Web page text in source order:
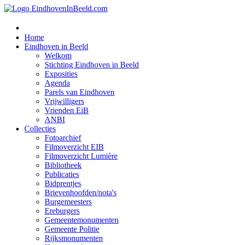
Home
Eindhoven in Beeld
Welkom
Stichting Eindhoven in Beeld
Exposities
Agenda
Parels van Eindhoven
Vrijwilligers
Vrienden EiB
ANBI
Collecties
Fotoarchief
Filmoverzicht EIB
Filmoverzicht Lumière
Bibliotheek
Publicaties
Bidprentjes
Brievenhoofden/nota's
Burgemeesters
Ereburgers
Gemeentemonumenten
Gemeente Politie
Rijksmonumenten